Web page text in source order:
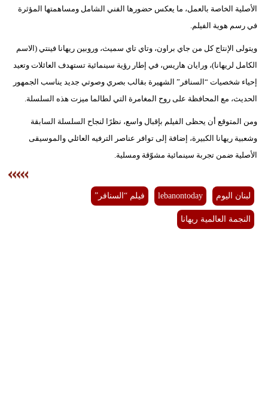
الأصلية الخاصة بالعمل، ما يعكس حضورها الفني الشامل ومساهمتها المؤثرة
في رسم هوية الفيلم.
ويتولى الإنتاج كل من جاي براون، وتاي تاي سميث، وروبين ريهانا فينتي (الاسم
الكامل لريهانا)، ورايان هاريس، في إطار رؤية سينمائية تستهدف العائلات وتعيد
إحياء شخصيات “السنافر” الشهيرة بقالب بصري وصوتي جديد يناسب الجمهور
الحديث، مع المحافظة على روح المغامرة التي لطالما ميزت هذه السلسلة.
ومن المتوقع أن يحظى الفيلم بإقبال واسع، نظرًا لنجاح السلسلة السابقة
وشعبية ريهانا الكبيرة، إضافة إلى توافر عناصر الترفيه العائلي والموسيقى
الأصلية ضمن تجربة سينمائية مشوّقة ومسلية.
لبنان اليوم lebanontoday فيلم “السنافر”
النجمة العالمية ريهانا